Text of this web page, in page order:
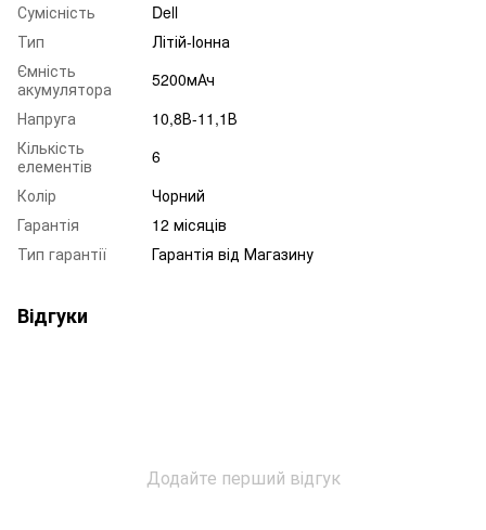
Сумісність
Dell
Тип
Літій-Іонна
Ємність
акумулятора
5200мАч
Напруга
10,8В-11,1В
Кількість
елементів
6
Колір
Чорний
Гарантія
12 місяців
Тип гарантії
Гарантія від Магазину
Відгуки
Додайте перший відгук